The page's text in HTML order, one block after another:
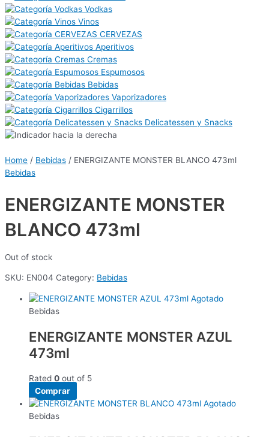
Vodkas
Vinos
CERVEZAS
Aperitivos
Cremas
Espumosos
Bebidas
Vaporizadores
Cigarrillos
Delicatessen y Snacks
Home / Bebidas / ENERGIZANTE MONSTER BLANCO 473ml
Bebidas
ENERGIZANTE MONSTER
BLANCO 473ml
Out of stock
SKU: EN004 Category: Bebidas
Agotado
Bebidas
ENERGIZANTE MONSTER AZUL
473ml
Rated 0 out of 5
Comprar
Agotado
Bebidas